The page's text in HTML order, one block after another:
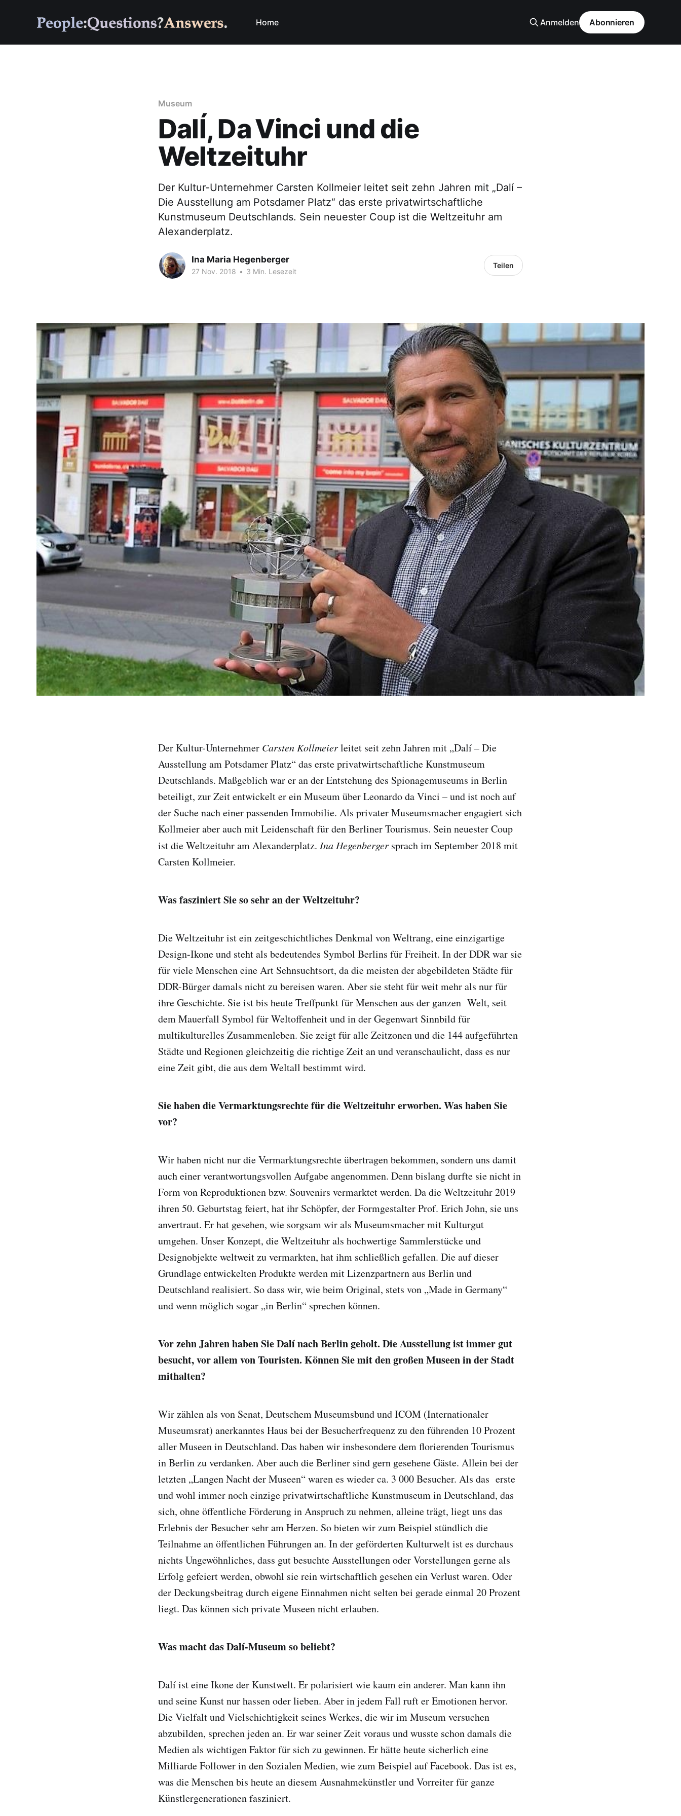
Home Anmelden Abonnieren
Museum
DalÍ, Da Vinci und die
Weltzeituhr
Der Kultur-Unternehmer Carsten Kollmeier leitet seit zehn Jahren mit „Dalí –
Die Ausstellung am Potsdamer Platz“ das erste privatwirtschaftliche
Kunstmuseum Deutschlands. Sein neuester Coup ist die Weltzeituhr am
Alexanderplatz.
Ina Maria Hegenberger
27 Nov. 2018 • 3 Min. Lesezeit
Teilen
Der Kultur-Unternehmer Carsten Kollmeierleitet seit zehn Jahren mit „Dalí – Die
Ausstellung am Potsdamer Platz“ das erste privatwirtschaftliche Kunstmuseum
Deutschlands. Maßgeblich war er an der Entstehung des Spionagemuseums in Berlin
beteiligt, zur Zeit entwickelt er ein Museum über Leonardo da Vinci – und ist noch auf
der Suche nach einer passenden Immobilie. Als privater Museumsmacher engagiert sich
Kollmeier aber auch mit Leidenschaft für den Berliner Tourismus. Sein neuester Coup
ist die Weltzeituhr am Alexanderplatz. Ina Hegenberger sprach im September 2018 mit
Carsten Kollmeier.
Was fasziniert Sie so sehr an der Weltzeituhr?
Die Weltzeituhr ist ein zeitgeschichtliches Denkmal von Weltrang, eine einzigartige
Design-Ikone und steht als bedeutendes Symbol Berlins für Freiheit. In der DDR war sie
für viele Menschen eine Art Sehnsuchtsort, da die meisten der abgebildeten Städte für
DDR-Bürger damals nicht zu bereisen waren. Aber sie steht für weit mehr als nur für
ihre Geschichte. Sie ist bis heute Treffpunkt für Menschen aus der ganzen Welt, seit
dem Mauerfall Symbol für Weltoffenheit und in der Gegenwart Sinnbild für
multikulturelles Zusammenleben. Sie zeigt für alle Zeitzonen und die 144 aufgeführten
Städte und Regionen gleichzeitig die richtige Zeit an und veranschaulicht, dass es nur
eine Zeit gibt, die aus dem Weltall bestimmt wird.
Sie haben die Vermarktungsrechte für die Weltzeituhr erworben. Was haben Sie
vor?
Wir haben nicht nur die Vermarktungsrechte übertragen bekommen, sondern uns damit
auch einer verantwortungsvollen Aufgabe angenommen. Denn bislang durfte sie nicht in
Form von Reproduktionen bzw. Souvenirs vermarktet werden. Da die Weltzeituhr 2019
ihren 50. Geburtstag feiert, hat ihr Schöpfer, der Formgestalter Prof. Erich John, sie uns
anvertraut. Er hat gesehen, wie sorgsam wir als Museumsmacher mit Kulturgut
umgehen. Unser Konzept, die Weltzeituhr als hochwertige Sammlerstücke und
Designobjekte weltweit zu vermarkten, hat ihm schließlich gefallen. Die auf dieser
Grundlage entwickelten Produkte werden mit Lizenzpartnern aus Berlin und
Deutschland realisiert. So dass wir, wie beim Original, stets von „Made in Germany“
und wenn möglich sogar „in Berlin“ sprechen können.
Vor zehn Jahren haben Sie Dalí nach Berlin geholt. Die Ausstellung ist immer gut
besucht, vor allem von Touristen. Können Sie mit den großen Museen in der Stadt
mithalten?
Wir zählen als von Senat, Deutschem Museumsbund und ICOM (Internationaler
Museumsrat) anerkanntes Haus bei der Besucherfrequenz zu den führenden 10 Prozent
aller Museen in Deutschland. Das haben wir insbesondere dem florierenden Tourismus
in Berlin zu verdanken. Aber auch die Berliner sind gern gesehene Gäste. Allein bei der
letzten „Langen Nacht der Museen“ waren es wieder ca. 3 000 Besucher. Als das erste
und wohl immer noch einzige privatwirtschaftliche Kunstmuseum in Deutschland, das
sich, ohne öffentliche Förderung in Anspruch zu nehmen, alleine trägt, liegt uns das
Erlebnis der Besucher sehr am Herzen. So bieten wir zum Beispiel stündlich die
Teilnahme an öffentlichen Führungen an. In der geförderten Kulturwelt ist es durchaus
nichts Ungewöhnliches, dass gut besuchte Ausstellungen oder Vorstellungen gerne als
Erfolg gefeiert werden, obwohl sie rein wirtschaftlich gesehen ein Verlust waren. Oder
der Deckungsbeitrag durch eigene Einnahmen nicht selten bei gerade einmal 20 Prozent
liegt. Das können sich private Museen nicht erlauben.
Was macht das Dalí-Museum so beliebt?
Dalí ist eine Ikone der Kunstwelt. Er polarisiert wie kaum ein anderer. Man kann ihn
und seine Kunst nur hassen oder lieben. Aber in jedem Fall ruft er Emotionen hervor.
Die Vielfalt und Vielschichtigkeit seines Werkes, die wir im Museum versuchen
abzubilden, sprechen jeden an. Er war seiner Zeit voraus und wusste schon damals die
Medien als wichtigen Faktor für sich zu gewinnen. Er hätte heute sicherlich eine
Milliarde Follower in den Sozialen Medien, wie zum Beispiel auf Facebook. Das ist es,
was die Menschen bis heute an diesem Ausnahmekünstler und Vorreiter für ganze
Künstlergenerationen fasziniert.